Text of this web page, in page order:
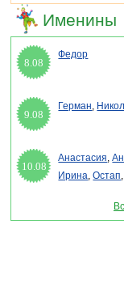
Именины
8.08
Федор
9.08
Герман,
10.08
Анастасия,
Ирина,Остап,